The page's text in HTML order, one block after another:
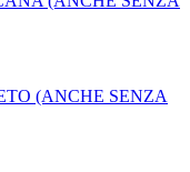
(ANCHE SENZA